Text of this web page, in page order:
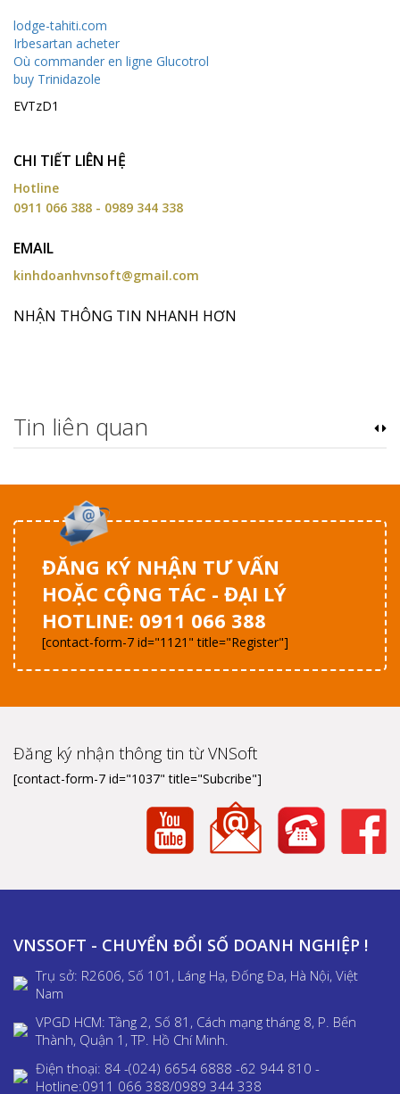
lodge-tahiti.com
Irbesartan acheter
Où commander en ligne Glucotrol
buy Trinidazole
EVTzD1
CHI TIẾT LIÊN HỆ
Hotline
0911 066 388 - 0989 344 338
EMAIL
kinhdoanhvnsoft@gmail.com
NHẬN THÔNG TIN NHANH HƠN
Tin liên quan
ĐĂNG KÝ NHẬN TƯ VẤN
HOẶC CỘNG TÁC - ĐẠI LÝ
HOTLINE: 0911 066 388
[contact-form-7 id="1121" title="Register"]
Đăng ký nhận thông tin từ VNSoft
[contact-form-7 id="1037" title="Subcribe"]
VNSSOFT - CHUYỂN ĐỔI SỐ DOANH NGHIỆP !
Trụ sở: R2606, Số 101, Láng Hạ, Đống Đa, Hà Nội, Việt
Nam
VPGD HCM: Tầng 2, Số 81, Cách mạng tháng 8, P. Bến
Thành, Quận 1, TP. Hồ Chí Minh.
Điện thoại: 84 -(024) 6654 6888 -62 944 810 -
Hotline:0911 066 388/0989 344 338